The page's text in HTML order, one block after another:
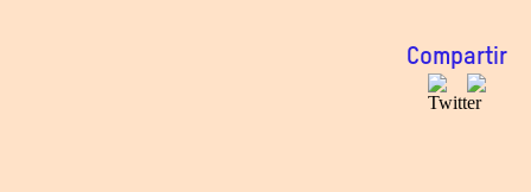
Compartir